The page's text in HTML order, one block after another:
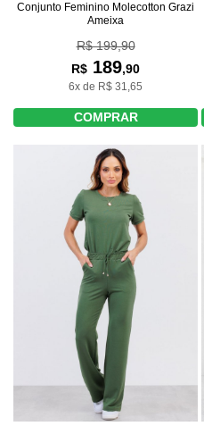
Conjunto Feminino Molecotton Grazi
Ameixa
R$ 199,90
R$ 189,90
6x de R$ 31,65
COMPRAR